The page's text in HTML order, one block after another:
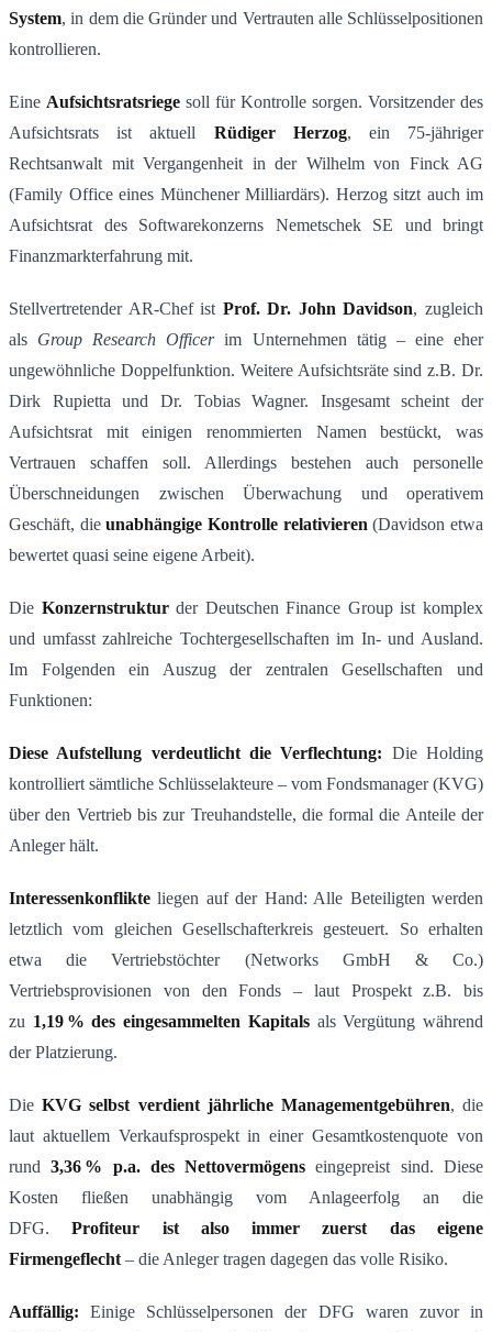
System, in dem die Gründer und Vertrauten alle Schlüsselpositionen
kontrollieren.
Eine Aufsichtsratsriege soll für Kontrolle sorgen. Vorsitzender des
Aufsichtsrats ist aktuell Rüdiger Herzog​, ein 75-jähriger
Rechtsanwalt mit Vergangenheit in der Wilhelm von Finck AG
(Family Office eines Münchener Milliardärs). Herzog sitzt auch im
Aufsichtsrat des Softwarekonzerns Nemetschek SE​ und bringt
Finanzmarkterfahrung mit.
Stellvertretender AR-Chef ist Prof. Dr. John Davidson, zugleich
als Group Research Officerim Unternehmen tätig​ – eine eher
ungewöhnliche Doppelfunktion. Weitere Aufsichtsräte sind z.B. Dr.
Dirk Rupietta und Dr. Tobias Wagner​. Insgesamt scheint der
Aufsichtsrat mit einigen renommierten Namen bestückt, was
Vertrauen schaffen soll. Allerdings bestehen auch personelle
Überschneidungen zwischen Überwachung und operativem
Geschäft, dieunabhängige Kontrolle relativieren (Davidson etwa
bewertet quasi seine eigene Arbeit).
Die Konzernstrukturder Deutschen Finance Group ist komplex
und umfasst zahlreiche Tochtergesellschaften im In- und Ausland.
Im Folgenden ein Auszug der zentralen Gesellschaften und
Funktionen:
Diese Aufstellung verdeutlicht die Verflechtung: Die Holding
kontrolliert sämtliche Schlüsselakteure – vom Fondsmanager (KVG)
über den Vertrieb bis zur Treuhandstelle, die formal die Anteile der
Anleger hält​.
Interessenkonflikte liegen auf der Hand: Alle Beteiligten werden
letztlich vom gleichen Gesellschafterkreis gesteuert. So erhalten
etwa die Vertriebstöchter (Networks GmbH & Co.)
Vertriebsprovisionen von den Fonds – laut Prospekt z.B. bis
zu 1,19 % des eingesammelten Kapitalsals Vergütung während
der Platzierung​.
DieKVG selbst verdient jährliche Managementgebühren, die
laut aktuellem Verkaufsprospekt in einer Gesamtkostenquote von
rund3,36 % p.a. des Nettovermögens eingepreist sind. Diese
Kosten fließen unabhängig vom Anlageerfolg an die
DFG.Profiteur ist also immer zuerst das eigene
Firmengeflecht – die Anleger tragen dagegen das volle Risiko.
Auffällig: Einige Schlüsselpersonen der DFG waren zuvor in